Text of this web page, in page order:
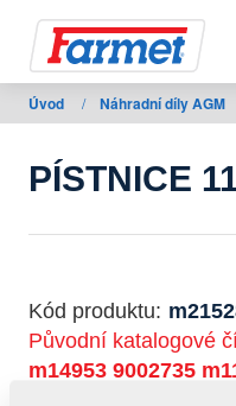
Zpět
na
shop
Moje
stroje
Úvod / Náhradní díly AGM
PÍSTNICE
Kód produktu:
Původní katalogové
m14953 9002735